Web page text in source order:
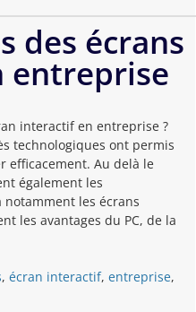
des écrans
entreprise
interactif en entreprise ?
technologiques ont permis
efficacement. Au delà le
également les
notamment les écrans
les avantages du PC, de la
, écran interactif, entreprise,